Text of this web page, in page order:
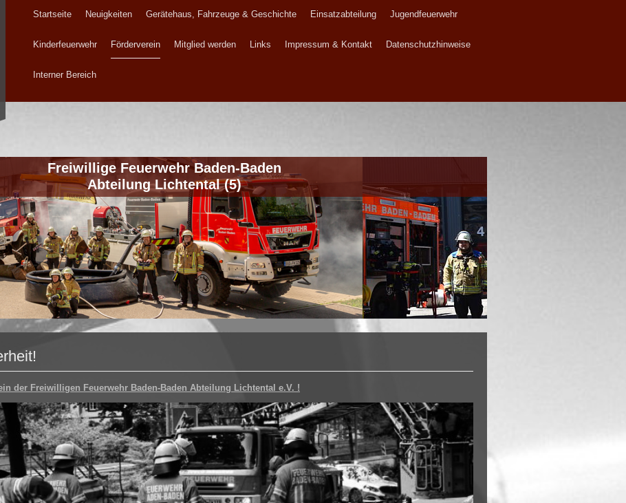
Startseite Neuigkeiten Gerätehaus, Fahrzeuge & Geschichte Einsatzabteilung Jugendfeuerwehr
Kinderfeuerwehr Förderverein Mitglied werden Links Impressum & Kontakt Datenschutzhinweise
Interner Bereich
Freiwillige Feuerwehr Baden-Baden
Abteilung Lichtental (5)
der Freiwilligen Feuerwehr Baden-Baden Abteilung Lichtental e.V. !